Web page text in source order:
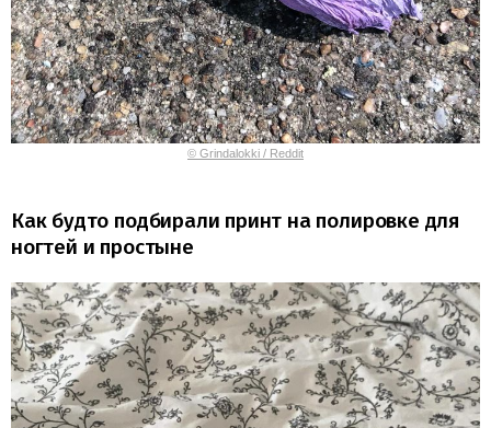
© Grindalokki / Reddit
Как будто подбирали принт на полировке для
ногтей и простыне